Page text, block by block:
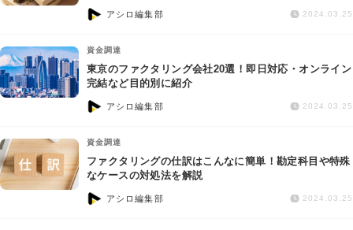
アシロ編集部 2024.03.25
資金調達
東京のファクタリング会社20選！即日対応・オンライン
完結など目的別に紹介
アシロ編集部 2024.03.25
資金調達
ファクタリングの仕訳はこんなに簡単！勘定科目や特殊
なケースの対処法を解説
アシロ編集部 2024.03.25